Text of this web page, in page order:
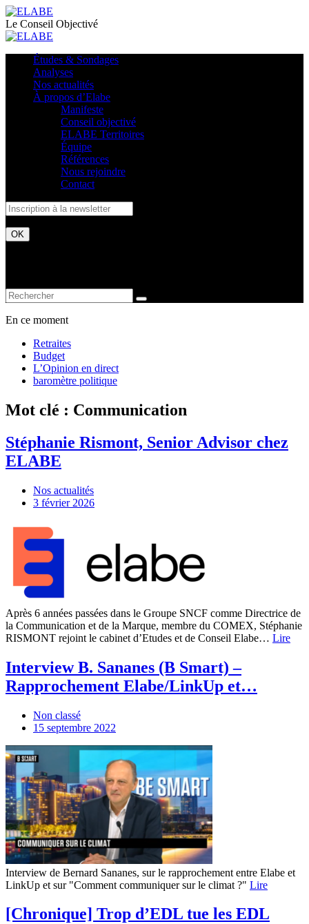
Le Conseil Objectivé
Études & Sondages
Analyses
Nos actualités
À propos d’Elabe
Manifeste
Conseil objectivé
ELABE Territoires
Équipe
Références
Nous rejoindre
Contact
En ce moment
Retraites
Budget
L’Opinion en direct
baromètre politique
Mot clé : Communication
Stéphanie Rismont, Senior Advisor chez
ELABE
Nos actualités
3 février 2026
Après 6 années passées dans le Groupe SNCF comme Directrice de
la Communication et de la Marque, membre du COMEX, Stéphanie
RISMONT rejoint le cabinet d’Etudes et de Conseil Elabe… Lire
Interview B. Sananes (B Smart) –
Rapprochement Elabe/LinkUp et…
Non classé
15 septembre 2022
Interview de Bernard Sananes, sur le rapprochement entre Elabe et
LinkUp et sur "Comment communiquer sur le climat ?" Lire
[Chronique] Trop d’EDL tue les EDL